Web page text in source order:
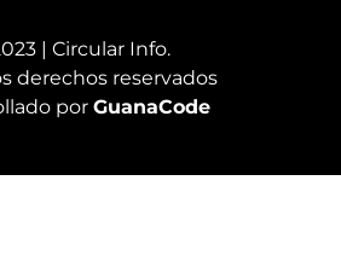
| Circular Info.
derechos reservados
por GuanaCode